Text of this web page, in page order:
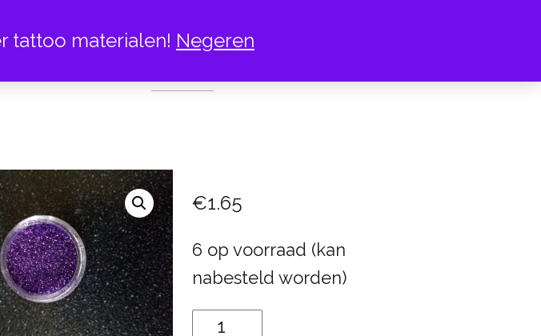
142 PAARS VIOLET
€1.65
6 op voorraad (kan
nabesteld worden)
142
tattoo materialen! Negeren